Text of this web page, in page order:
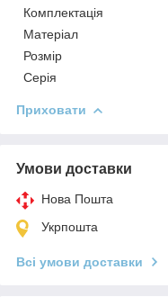
Комплектація
Матеріал
Розмір
Серія
Приховати
Умови доставки
Нова Пошта
Укрпошта
Всі умови доставки